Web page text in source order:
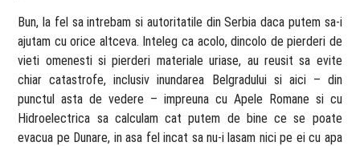
Bun, la fel sa intrebam si autoritatile din Serbia daca putem sa-i
ajutam cu orice altceva. Inteleg ca acolo, dincolo de pierderi de
vieti omenesti si pierderi materiale uriase, au reusit sa evite
chiar catastrofe, inclusiv inundarea Belgradului si aici – din
punctul asta de vedere – impreuna cu Apele Romane si cu
Hidroelectrica sa calculam cat putem de bine ce se poate
evacua pe Dunare, in asa fel incat sa nu-i lasam nici pe ei cu apa